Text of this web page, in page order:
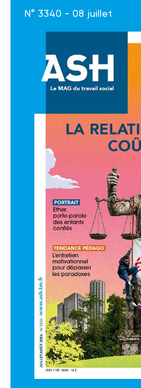
N° 3340 - 08 juillet